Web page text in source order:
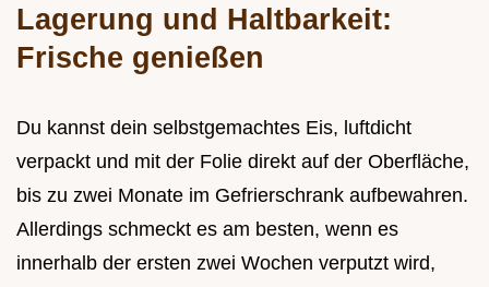
Lagerung und Haltbarkeit:
Frische genießen
Du kannst dein selbstgemachtes Eis, luftdicht
verpackt und mit der Folie direkt auf der Oberfläche,
bis zu zwei Monate im Gefrierschrank aufbewahren.
Allerdings schmeckt es am besten, wenn es
innerhalb der ersten zwei Wochen verputzt wird,